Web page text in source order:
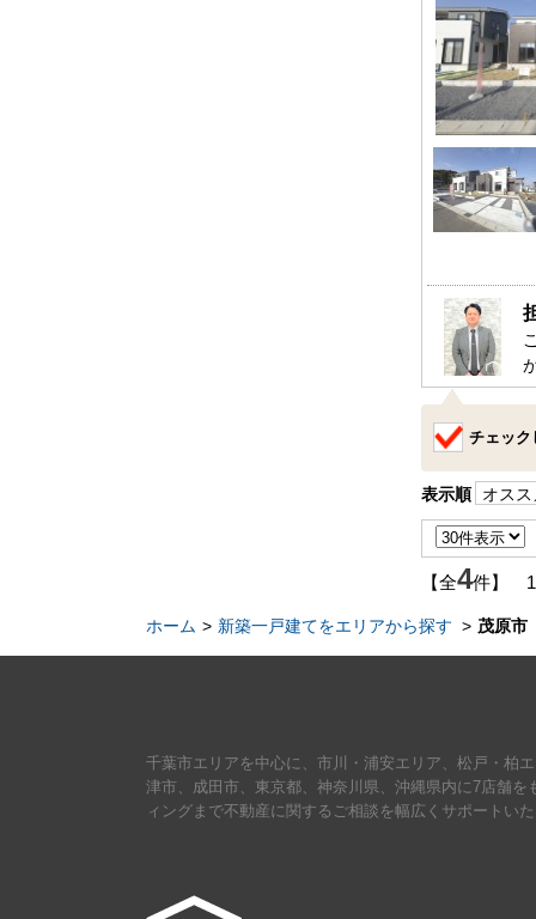
チェック
表示順 オス
【全4件】 1
ホーム 新築一戸建てをエリアから探す 茂原市
千葉市エリアを中心に、市川・浦安エリア、松戸・柏
津市、成田市、東京都、神奈川県、沖縄県内に7店舗
ィングまで不動産に関するご相談を幅広くサポートい